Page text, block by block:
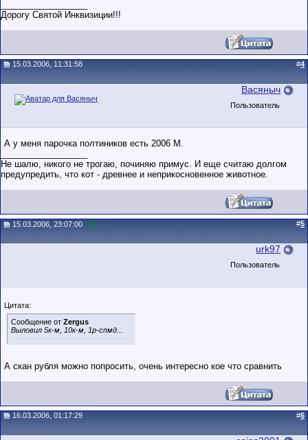
Дорогу Святой Инквизиции!!!
15.03.2006, 11:31:58 #4
Васяныч
Пользователь
А у меня парочка полтиников есть 2006 М.
Не шалю, никого не трогаю, починяю примус. И еще считаю долгом
предупредить, что кот - древнее и неприкосновенное животное.
15.03.2006, 23:07:00 #5
urk97
Пользователь
Цитата:
Сообщение от Zergus
Выловил 5к-м, 10к-м, 1р-спмд...
А скан рубля можно попросить, очень интересно кое что сравнить
16.03.2006, 01:17:29 #6